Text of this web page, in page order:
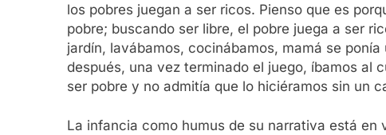
los pobres juegan a ser ricos. Pienso que es
pobre; buscando ser libre, el pobre juega a ser
jardín, lavábamos, cocinábamos, mamá se
después, una vez terminado el juego, íbamos al
ser pobre y no admitía que lo hiciéramos sin un
La infancia como humus de su narrativa está en